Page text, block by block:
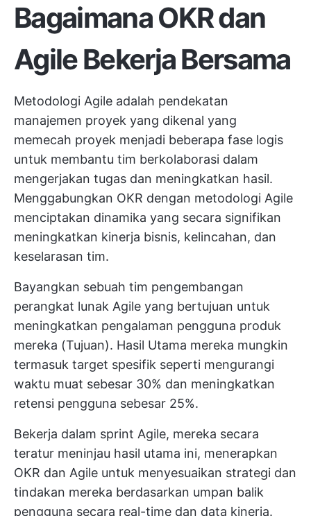
Bagaimana OKR dan
Agile Bekerja Bersama
Metodologi Agile adalah pendekatan
manajemen proyek yang dikenal yang
memecah proyek menjadi beberapa fase logis
untuk membantu tim berkolaborasi dalam
mengerjakan tugas dan meningkatkan hasil.
Menggabungkan OKR dengan metodologi Agile
menciptakan dinamika yang secara signifikan
meningkatkan kinerja bisnis, kelincahan, dan
keselarasan tim.
Bayangkan sebuah tim pengembangan
perangkat lunak Agile yang bertujuan untuk
meningkatkan pengalaman pengguna produk
mereka (Tujuan). Hasil Utama mereka mungkin
termasuk target spesifik seperti mengurangi
waktu muat sebesar 30% dan meningkatkan
retensi pengguna sebesar 25%.
Bekerja dalam sprint Agile, mereka secara
teratur meninjau hasil utama ini, menerapkan
OKR dan Agile untuk menyesuaikan strategi dan
tindakan mereka berdasarkan umpan balik
pengguna secara real-time dan data kinerja.